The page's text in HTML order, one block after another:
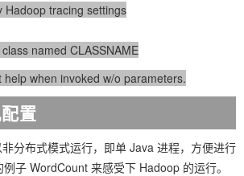
Hadoop tracing settings
named CLASSNAME
when invoked w/o parameters.
置
分布式模式运行，即单 Java 进程，方便进行
子 WordCount 来感受下 Hadoop 的运行。